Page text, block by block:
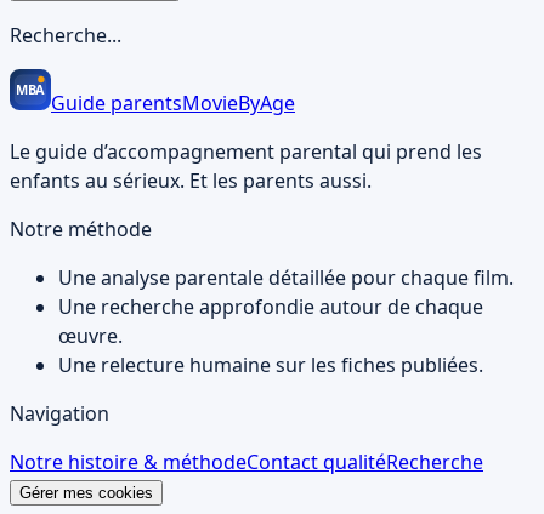
Recherche...
MBA
Guide parentsMovieByAge
Le guide d’accompagnement parental qui prend les
enfants au sérieux. Et les parents aussi.
Notre méthode
Une analyse parentale détaillée pour chaque film.
Une recherche approfondie autour de chaque
œuvre.
Une relecture humaine sur les fiches publiées.
Navigation
Notre histoire & méthodeContact qualitéRecherche
Gérer mes cookies